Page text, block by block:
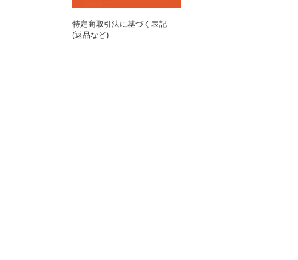
特定商取引法に基づく表記
(返品など)